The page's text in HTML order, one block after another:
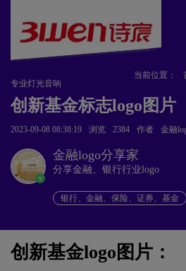
当前位置：
专业灯光音响
创新基金标志logo图片
2023-09-08 08:38:19 浏览 2384 作者 金融
v
金融logo分享家
分享金融、银行行业logo
银行、金融、保险、证券、基金
创新基金logo图片：